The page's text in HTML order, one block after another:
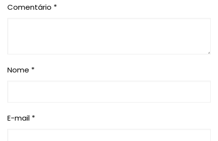
Comentário *
Nome *
E-mail *